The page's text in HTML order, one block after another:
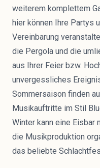
weiterem komplettem
hier können Ihre Partys
Vereinbarung
die Pergola und die
aus Ihrer Feier bzw.
unvergessliches
Sommersaison finden
Musikauftritte im Stil
Winter kann eine
die Musikproduktion
das beliebte